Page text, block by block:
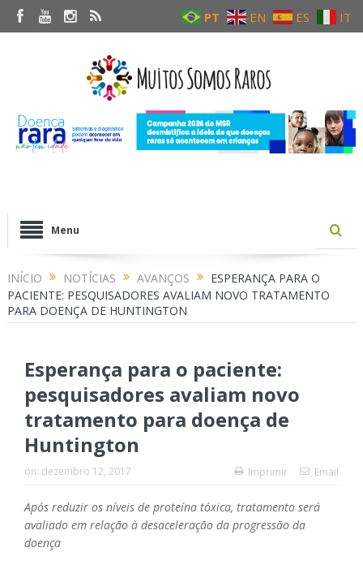
PT EN ES IT
Menu
INÍCIO NOTÍCIAS AVANÇOS
ESPERANÇA PARA O
PACIENTE: PESQUISADORES AVALIAM NOVO TRATAMENTO
PARA DOENÇA DE HUNTINGTON
Esperança para o paciente:
pesquisadores avaliam novo
tratamento para doença de
Huntington
on: dezembro 12, 2017 Imprimir Email
Após reduzir os níveis de proteína tóxica, tratamento será
avaliado em relação à desaceleração da progressão da
doença